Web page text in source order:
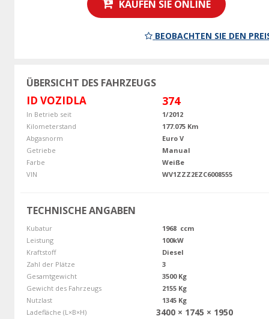
KAUFEN SIE ONLINE
BEOBACHTEN SIE DEN
ÜBERSICHT DES FAHRZEUGS
ID VOZIDLA 374
In Betrieb seit
1/2012
Kilometerstand
177.075 Km
Abgasnorm
Euro V
Getriebe
Manual
Farbe
Weiße
VIN
WV1ZZZ2EZC6008555
TECHNISCHE ANGABEN
Kubatur
1968 ccm
Leistung
100kW
Kraftstoff
Diesel
Zahl der Plätze
3
Gesamtgewicht
3500 Kg
Gewicht des Fahrzeugs
2155 Kg
Nutzlast
1345 Kg
Ladefläche (L×B×H)
3400 × 1745 × 1950